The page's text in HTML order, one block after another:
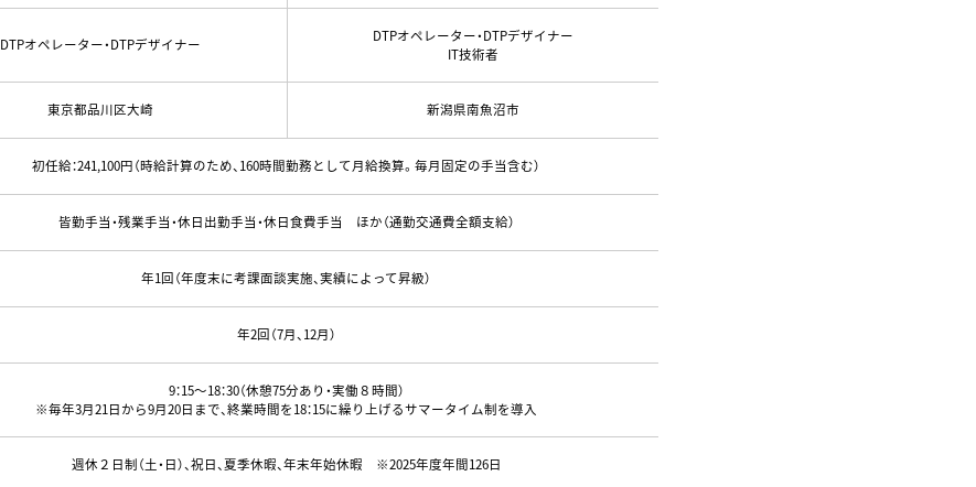
DTPオペレーター・DTPデザイナー DTPオペレーター・DTPデザイナー
IT技術者
東京都品川区大崎 新潟県南魚沼市
初任給：241,100円（時給計算のため、160時間勤務として月給換算。毎月固定の手当含む）
皆勤手当・残業手当・休日出勤手当・休日食費手当 ほか（通勤交通費全額支給）
年1回（年度末に考課面談実施、実績によって昇級）
年2回（7月、12月）
9：15〜18：30（休憩75分あり・実働８時間）
※毎年3月21日から9月20日まで、終業時間を18：15に繰り上げるサマータイム制を導入
週休２日制（土・日）、祝日、夏季休暇、年末年始休暇 ※2025年度年間126日